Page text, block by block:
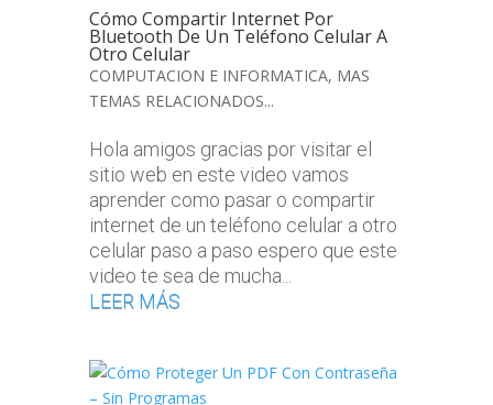
Cómo Compartir Internet Por
Bluetooth De Un Teléfono Celular A
Otro Celular
COMPUTACION E INFORMATICA, MAS
TEMAS RELACIONADOS...
Hola amigos gracias por visitar el
sitio web en este video vamos
aprender como pasar o compartir
internet de un teléfono celular a otro
celular paso a paso espero que este
video te sea de mucha...
LEER MÁS